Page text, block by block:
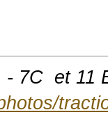
7C et 11